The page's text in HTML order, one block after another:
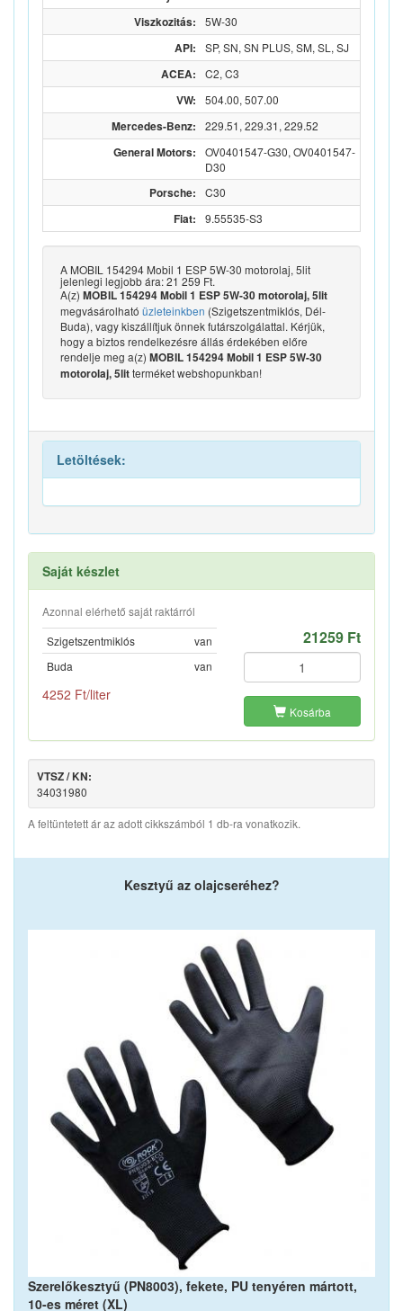
Viszkozitás: 5W-30
API: SP, SN, SN PLUS, SM, SL, SJ
ACEA: C2, C3
VW: 504.00, 507.00
Mercedes-Benz: 229.51, 229.31, 229.52
General Motors:
OV0401547-G30, OV0401547-
D30
Porsche: C30
Fiat: 9.55535-S3
A MOBIL 154294 Mobil 1 ESP 5W-30 motorolaj, 5lit
jelenlegi legjobb ára: 21 259 Ft.
A(z) MOBIL 154294 Mobil 1 ESP 5W-30 motorolaj, 5lit
megvásárolható üzleteinkben (Szigetszentmiklós, Dél-
Buda), vagy kiszállítjuk önnek futárszolgálattal. Kérjük,
hogy a biztos rendelkezésre állás érdekében előre
rendelje meg a(z) MOBIL 154294 Mobil 1 ESP 5W-30
motorolaj, 5litterméket webshopunkban!
Letöltések:
Saját készlet
Azonnal elérhető saját raktárról
Szigetszentmiklós
van
Buda
van
4252 Ft/liter
21259 Ft
Kosárba
VTSZ / KN:
34031980
A feltüntetett ár az adott cikkszámból 1 db-ra vonatkozik.
Kesztyű az olajcseréhez?
Szerelőkesztyű (PN8003), fekete, PU tenyéren mártott,
10-es méret (XL)